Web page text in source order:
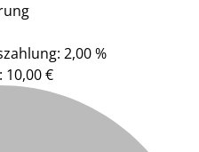
2,00 %
€